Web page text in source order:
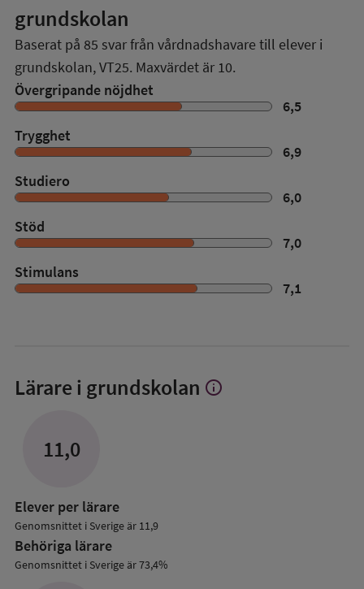
grundskolan
Baserat på 85 svar från vårdnadshavare till elever i
grundskolan,VT25. Maxvärdet är 10.
Övergripande nöjdhet
6,5
Trygghet
6,9
Studiero
6,0
Stöd
7,0
Stimulans
7,1
Lärare i grundskolan Visa
info
11,0
Elever per lärare
Genomsnittet i Sverige är 11,9
Behöriga lärare
Genomsnittet i Sverige är 73,4%